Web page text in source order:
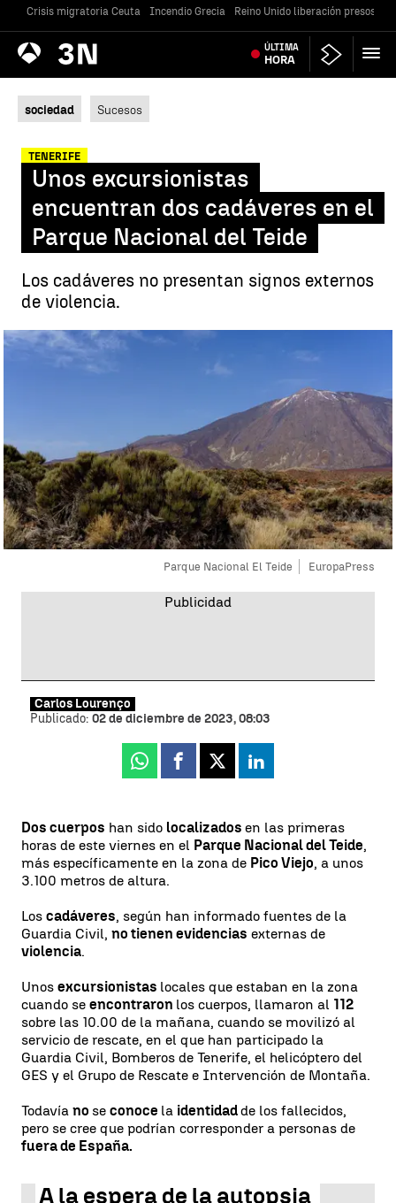
Crisis migratoria Ceuta Incendio Grecia Reino Unido liberación presos
Antena
3 Noticias ÚLTIMA
HORA
sociedad Sucesos
TENERIFE
Unos excursionistas
encuentran dos cadáveres en el
Parque Nacional del Teide
Los cadáveres no presentan signos externos
de violencia.
Parque Nacional El Teide EuropaPress
Carlos Lourenço
Publicado: 02 de diciembre de 2023, 08:03
Whatsapp
Facebook
X Linkedin
Dos cuerpos han sido localizados en las primeras
horas de este viernes en el Parque Nacional del Teide,
más específicamente en la zona de Pico Viejo, a unos
3.100 metros de altura.
Los cadáveres, según han informado fuentes de la
Guardia Civil, no tienen evidencias externas de
violencia.
Unos excursionistas locales que estaban en la zona
cuando se encontraron los cuerpos, llamaron al 112
sobre las 10.00 de la mañana, cuando se movilizó al
servicio de rescate, en el que han participado la
Guardia Civil, Bomberos de Tenerife, el helicóptero del
GES y el Grupo de Rescate e Intervención de Montaña.
Todavía no se conoce la identidadde los fallecidos,
pero se cree que podrían corresponder a personas de
fuera de España.
A la espera de la autopsia